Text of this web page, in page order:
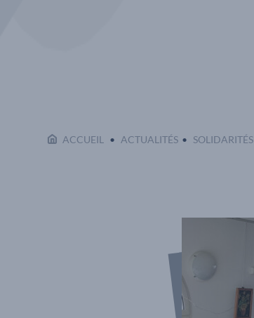
ACCUEIL ACTUALITÉS SOLIDARITÉS